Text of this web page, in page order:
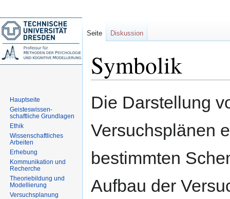
Symbolik
Navigation
Suche
Die Darstellung
Versuchsplänen
bestimmten
Aufbau der
Seite Diskussion
Hauptseite
Geisteswissen-
schaftliche Grundlagen
Ethik
Wissenschaftliches
Arbeiten
Erhebung
Kommunikation und
Recherche
Theoriebildung und
Modellierung
Versuchsplanung